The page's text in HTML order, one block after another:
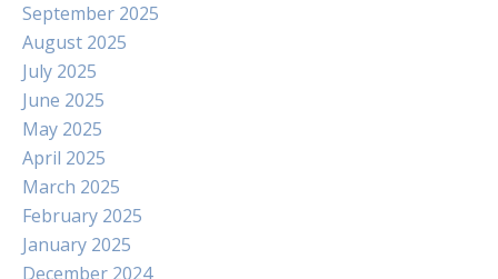
September 2025
August 2025
July 2025
June 2025
May 2025
April 2025
March 2025
February 2025
January 2025
December 2024